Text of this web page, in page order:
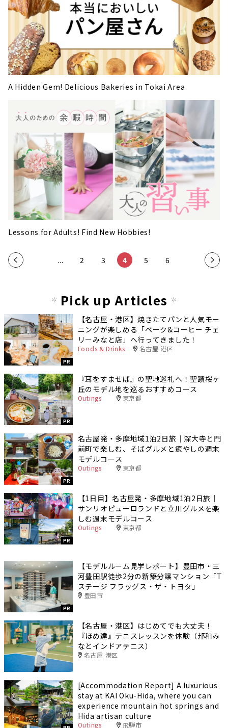
A Hidden Gem! Delicious Bakeries in Tokai Area
Lessons for Adults! Find New Hobbies!
« ... 2 3 4 5 6 »
Pick up Articles
PR
【名古屋・港区】焼きたてパンと人気モー
ニングが楽しめる「ベーク&コーヒー チェ
リーみなと店」へ行ってきました！
Foods & Drinks 名古屋 港区
PR
『耳をすませば』の聖地巡礼へ！聖蹟桜ヶ
丘のモデル地を巡るおすすめコース
Outings 東京都
PR
名古屋発・多摩地域1泊2日旅｜深大寺と門
前町で楽しむ、そばグルメと癒やしの週末
モデルコース
Outings 東京都
PR
【1日目】名古屋発・多摩地域1泊2日旅｜
サンリオピューロランドと立川グルメを楽
しむ週末モデルコース
Outings 東京都
PR
【モデルルーム見学レポート】豊田市・三
河豊田駅徒歩2分の新築分譲マンション「T
ステージ フラッグス・ザ・トヨタ」
豊田市
【名古屋・港区】はじめてでも大丈夫！
『ほめ達』テニスレッスンを体験（邦和み
なとインドアテニス）
名古屋 港区
[Accommodation Report] A luxurious
stay at KAI Oku-Hida, where you can
experience mountain hot springs and
Hida artisan culture
Outings 飛騨市